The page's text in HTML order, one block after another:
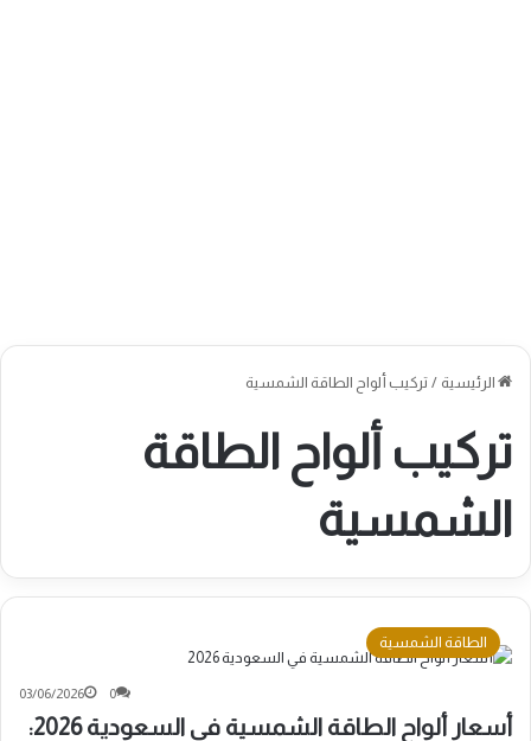
الرئيسية / تركيب ألواح الطاقة الشمسية
تركيب ألواح الطاقة
الشمسية
الطاقة الشمسية
03/06/2026 0
أسعار ألواح الطاقة الشمسية في السعودية 2026: